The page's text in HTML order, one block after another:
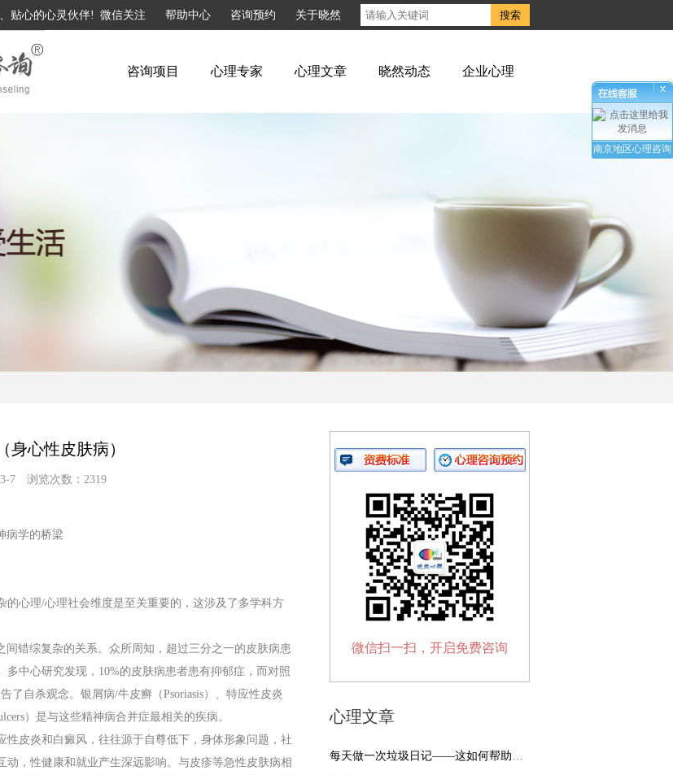
贴心的心灵伙伴! 微信关注 帮助中心 咨询预约 关于晓然
咨询项目 心理专家 心理文章 晓然动态 企业心理
身心性皮肤病）
7 浏览次数：2319
病学的桥梁
心理/心理社会维度是至关重要的，这涉及了多学科方
间错综复杂的关系。众所周知，超过三分之一的皮肤病患
中心研究发现，10%的皮肤病患者患有抑郁症，而对照
了自杀观念。银屑病/牛皮癣（Psoriasis）、特应性皮炎
）是与这些精神病合并症最相关的疾病。
皮炎和白癜风，往往源于自尊低下，身体形象问题，社
，性健康和就业产生深远影响。与皮疹等急性皮肤病相
微信扫一扫，开启免费咨询
心理文章
每天做一次垃圾日记——这如何帮助了我的心理健康
南京地区心理咨询